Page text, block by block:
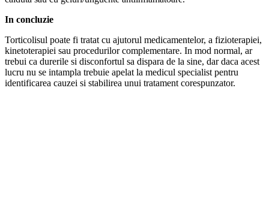
In concluzie
Torticolisul poate fi tratat cu ajutorul medicamentelor, a fizioterapiei,
kinetoterapiei sau procedurilor complementare. In mod normal, ar
trebui ca durerile si disconfortul sa dispara de la sine, dar daca acest
lucru nu se intampla trebuie apelat la medicul specialist pentru
identificarea cauzei si stabilirea unui tratament corespunzator.